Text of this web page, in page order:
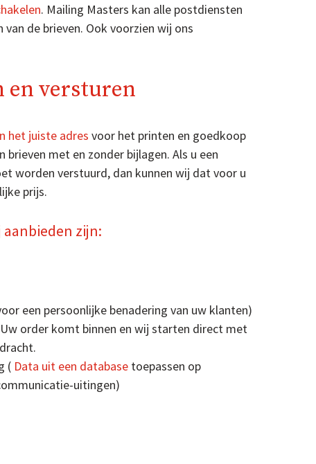
. Mailing Masters kan alle postdiensten
de brieven. Ook voorzien wij ons
en versturen
het juiste adres voor het printen en goedkoop
brieven met en zonder bijlagen. Als u een
worden verstuurd, dan kunnen wij dat voor u
prijs.
zijn:
een persoonlijke benadering van uw klanten)
order komt binnen en wij starten direct met
( Data uit een database toepassen op
uitingen)